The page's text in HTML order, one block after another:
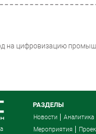
на цифровизацию
РАЗДЕЛЫ
Новости Аналитика
Мероприятия